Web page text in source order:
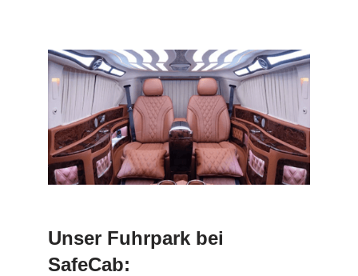
Unser Fuhrpark bei
SafeCab: